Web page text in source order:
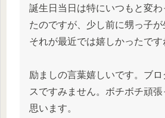
誕生日当日は特にいつもと変わ
たのですが、少し前に甥っ子が
それが最近では嬉しかったです
励ましの言葉嬉しいです。ブ
スですみません。ボチボチ頑張
思います。